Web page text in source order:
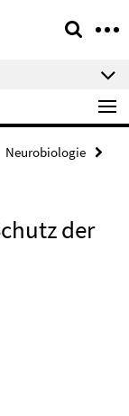
Neurobiologie
der